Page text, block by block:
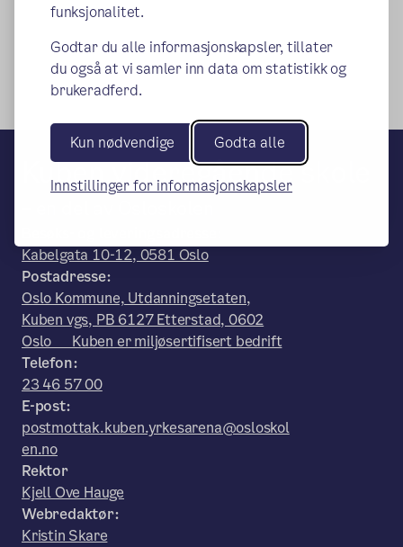
funksjonalitet.
Godtar du alle informasjonskapsler, tillater
du også at vi samler inn data om statistikk og
brukeradferd.
Kun nødvendige Godta alle
Innstillinger for informasjonskapsler
Kuben videregående skole
Kabelgata 10-12, 0581 Oslo
Postadresse:
Oslo Kommune, Utdanningsetaten,
Kuben vgs, PB 6127 Etterstad, 0602
Oslo Kuben er miljøsertifisert bedrift
Telefon:
23 46 57 00
E-post:
postmottak.kuben.yrkesarena@osloskol
en.no
Rektor
Kjell Ove Hauge
Webredaktør:
Kristin Skare